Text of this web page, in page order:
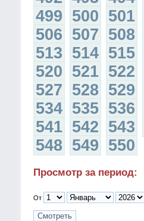
499 500 501
506 507 508
513 514 515
520 521 522
527 528 529
534 535 536
541 542 543
548 549 550
Просмотр за период:
От